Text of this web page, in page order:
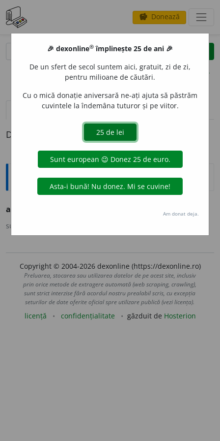
savings Donează
clear
opțiuni
definiții (1)
Definiția cu ID-ul 220516:
Ortografice DOOM
adumbr
sursa:
Copyright © 2004-2026 dexonline (https://dexonline.ro)
Preluarea, stocarea sau utilizarea datelor de pe acest site, inclusiv
prin orice metode de extragere automată (web scraping, crawling),
sunt strict interzise fără acordul nostru prealabil scris, cu excepția
seturilor de date oferite oficial spre utilizare publică (vezi licența).
licență confidențialitate găzduit de Hosterion
🎉 dexonline® împlinește 25 de ani 🎉
De un sfert de secol suntem aici, gratuit, zi de zi,
pentru milioane de căutări.
Cu o mică donație aniversară ne-ați ajuta să păstrăm
cuvintele la îndemâna tuturor și pe viitor.
Am donat deja.